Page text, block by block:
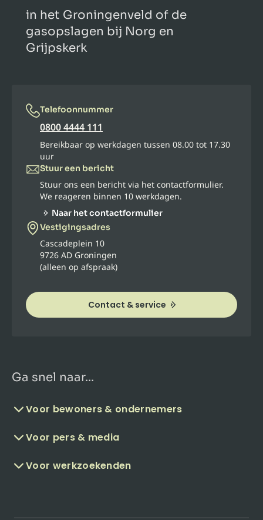
in het Groningenveld of de
gasopslagen bij Norg en
Grijpskerk
Telefoonnummer
0800 4444 111
Bereikbaar op werkdagen tussen 08.00 tot 17.30
uur
Stuur een bericht
Stuur ons een bericht via het contactformulier.
We reageren binnen 10 werkdagen.
Naar het contactformulier
Vestigingsadres
Cascadeplein 10
9726 AD Groningen
(alleen op afspraak)
Contact & service
Ga snel naar...
Voor bewoners & ondernemers
Voor pers & media
Voor werkzoekenden